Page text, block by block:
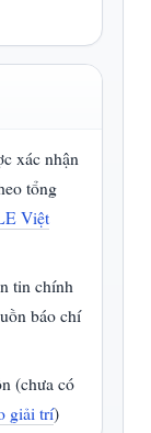
xác nhận
tổng
Việt
tin chính
báo chí
(chưa có
giải trí)